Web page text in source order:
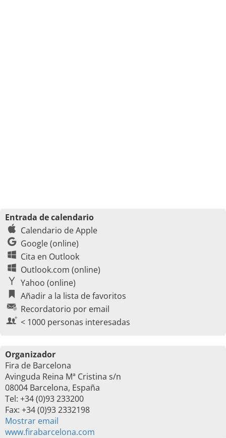
Entrada de calendario
Calendario de Apple
Google (online)
Cita en Outlook
Outlook.com (online)
Yahoo (online)
Añadir a la lista de favoritos
Recordatorio por email
< 1000 personas interesadas
Organizador
Fira de Barcelona
Avinguda Reina Mª Cristina s/n
08004 Barcelona, España
Tel: +34 (0)93 233200
Fax: +34 (0)93 2332198
Mostrar email
www.firabarcelona.com